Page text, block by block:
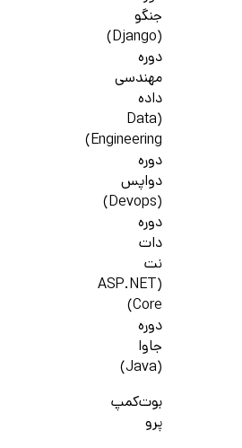
جنگو
(Django)
دوره
مهندسی
داده
(Data
Engineering)
دوره
دواپس
(Devops)
دوره
دات
نت
(ASP.NET
Core)
دوره
جاوا
(Java)
بوت‌کمپ
پرو